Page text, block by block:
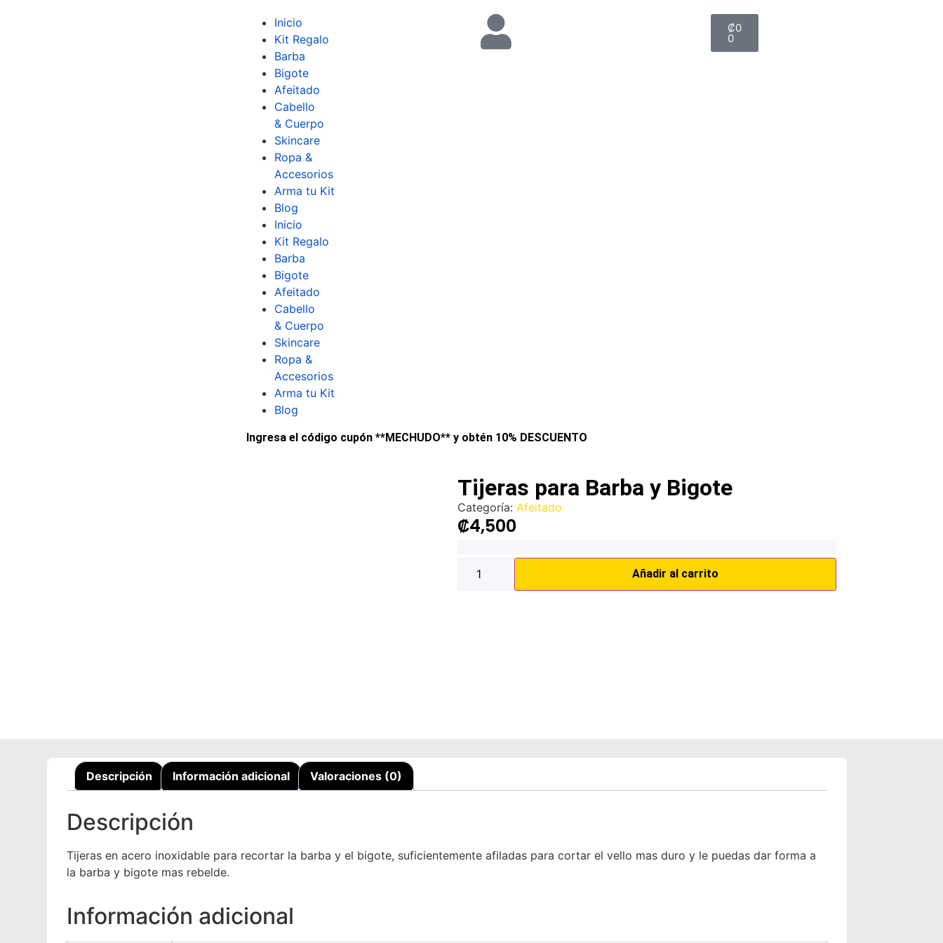
Inicio
Kit Regalo
Barba
Bigote
Afeitado
Cabello
& Cuerpo
Skincare
Ropa &
Accesorios
Arma tu Kit
Blog
Inicio
Kit Regalo
Barba
Bigote
Afeitado
Cabello
& Cuerpo
Skincare
Ropa &
Accesorios
Arma tu Kit
Blog
₡0
0
Ingresa el código cupón **MECHUDO** y obtén 10% DESCUENTO
Tijeras para Barba y Bigote
Categoría: Afeitado
₡4,500
Añadir al carrito
Descripción Información adicional Valoraciones (0)
Descripción
Tijeras en acero inoxidable para recortar la barba y el bigote, suficientemente afiladas para cortar el vello mas duro y le puedas dar forma a
la barba y bigote mas rebelde.
Información adicional